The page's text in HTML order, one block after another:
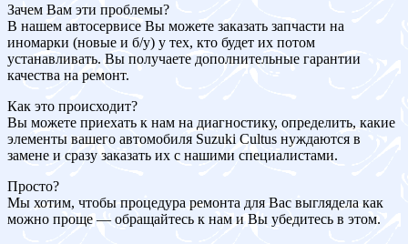
Зачем Вам эти проблемы?
В нашем автосервисе Вы можете заказать запчасти на
иномарки (новые и б/у) у тех, кто будет их потом
устанавливать. Вы получаете дополнительные гарантии
качества на ремонт.
Как это происходит?
Вы можете приехать к нам на диагностику, определить, какие
элементы вашего автомобиля Suzuki Cultus нуждаются в
замене и сразу заказать их с нашими специалистами.
Просто?
Мы хотим, чтобы процедура ремонта для Вас выглядела как
можно проще — обращайтесь к нам и Вы убедитесь в этом.